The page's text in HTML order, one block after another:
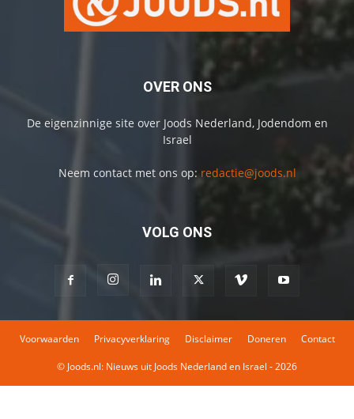
OVER ONS
De eigenzinnige site over Joods Nederland, Jodendom en
Israel
Neem contact met ons op: redactie@joods.nl
VOLG ONS
Voorwaarden Privacyverklaring Disclaimer Doneren Contact
© Joods.nl: Nieuws uit Joods Nederland en Israel - 2026